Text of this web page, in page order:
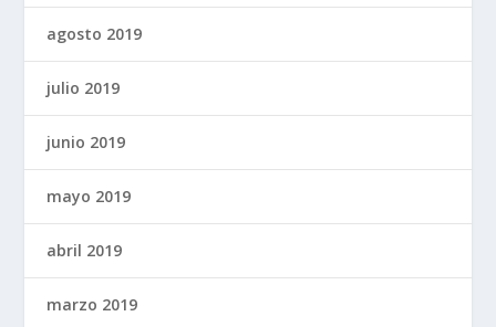
agosto 2019
julio 2019
junio 2019
mayo 2019
abril 2019
marzo 2019